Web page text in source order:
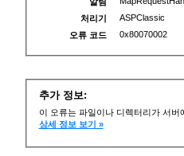
처리기
ASPClassic
오류 코드
0x80070002
추가 정보:
이 오류는 파일이나 디렉터리가 서
상세 정보 보기 »